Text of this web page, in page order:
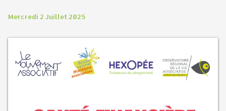
Mercredi 2 Juillet 2025